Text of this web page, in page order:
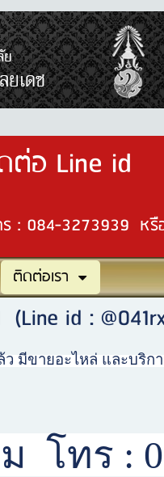
อ Line id
ร : 084-3273939 หรื
ติดต่อเรา
id :
ขายอะไหล่ และบริก
โทร :